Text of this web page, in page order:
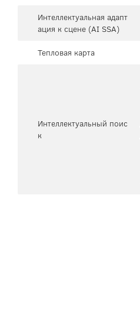
Интеллектуальная адапт
ация к сцене (AI SSA)
Тепловая карта
Интеллектуальный поис
к